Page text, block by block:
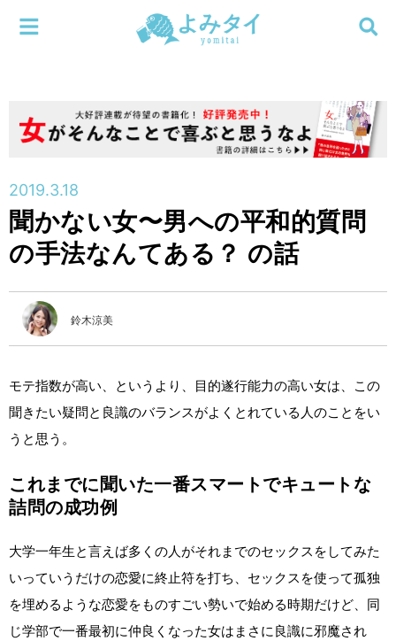
新着
新刊
検索する
メニューを閉じる
2019.3.18
聞かない女〜男への平和的質問
の手法なんてある？ の話
鈴木涼美
モテ指数が高い、というより、目的遂行能力の高い女は、この
聞きたい疑問と良識のバランスがよくとれている人のことをい
うと思う。
これまでに聞いた一番スマートでキュートな
詰問の成功例
大学一年生と言えば多くの人がそれまでのセックスをしてみた
いっていうだけの恋愛に終止符を打ち、セックスを使って孤独
を埋めるような恋愛をものすごい勢いで始める時期だけど、同
じ学部で一番最初に仲良くなった女はまさに良識に邪魔され